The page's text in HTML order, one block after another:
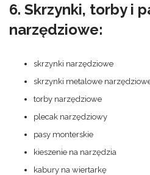
6. Skrzynki, torby i
narzędziowe:
skrzynki narzędziowe
skrzynki metalowe
torby narzędziowe
plecak narzędziowy
pasy monterskie
kieszenie na narzędzia
kabury na wiertarkę